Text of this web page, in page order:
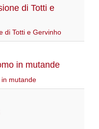
di Totti e
in mutande